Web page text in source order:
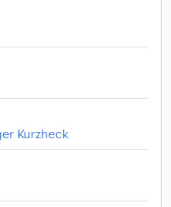
Kurzheck